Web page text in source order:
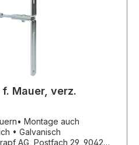
Mauer, verz.
Montage auch
AG, Postfach 29, 9042